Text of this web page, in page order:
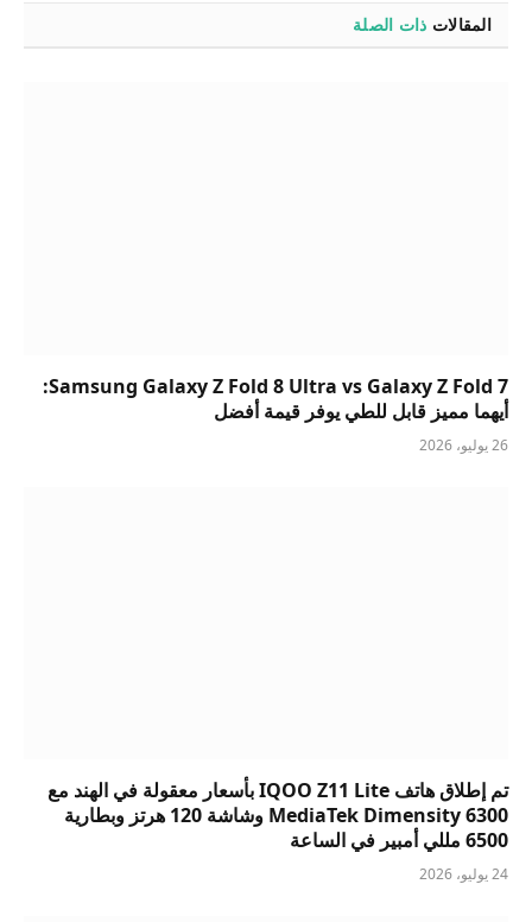
المقالات ذات الصلة
Samsung Galaxy Z Fold 8 Ultra vs Galaxy Z Fold 7:
أيهما مميز قابل للطي يوفر قيمة أفضل
26 يوليو، 2026
تم إطلاق هاتف IQOO Z11 Lite بأسعار معقولة في الهند مع
MediaTek Dimensity 6300 وشاشة 120 هرتز وبطارية
6500 مللي أمبير في الساعة
24 يوليو، 2026